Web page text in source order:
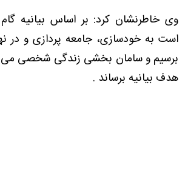
وی خاطرنشان کرد: بر اساس بیانیه گام
است به خودسازی، جامعه پردازی و در
برسیم و سامان بخشی زندگی شخصی می
هدف بیانیه برساند .